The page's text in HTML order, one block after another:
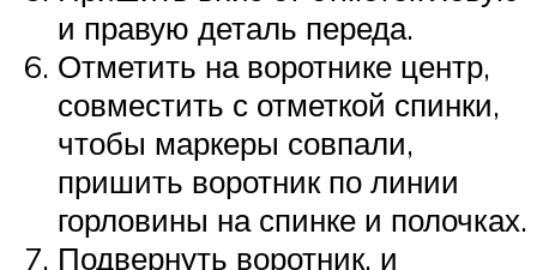
и правую деталь переда.
Отметить на воротнике центр,
совместить с отметкой спинки,
чтобы маркеры совпали,
пришить воротник по линии
горловины на спинке и полочках.
Подвернуть воротник, и